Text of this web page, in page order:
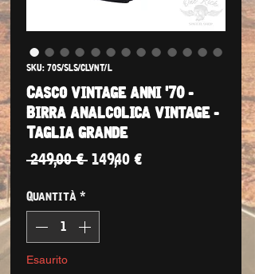
SKU: 70S/SLS/CLVNT/L
Casco vintage anni '70 -
Birra analcolica vintage -
Taglia grande
249,00 € Prezzo
149,40 €Prezzo
Quantità *
Esaurito